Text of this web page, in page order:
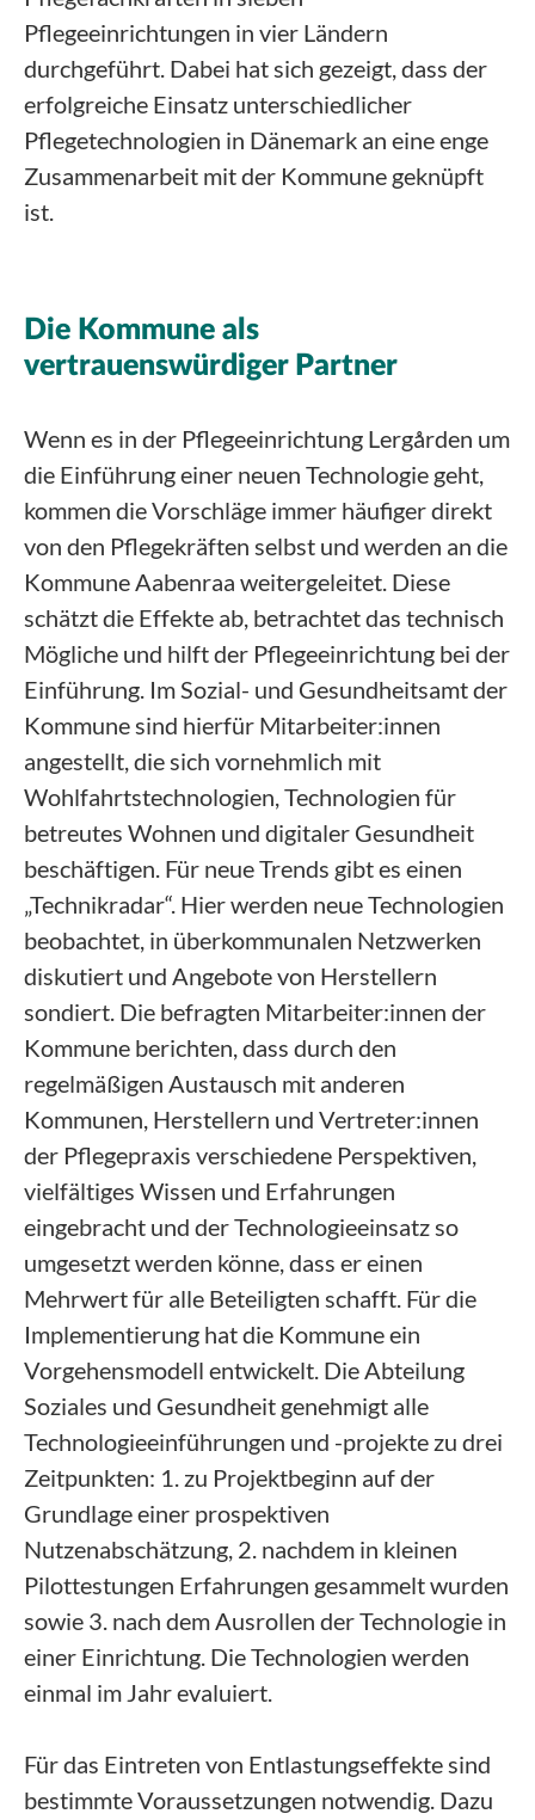
Pflegeeinrichtungen in vier Ländern
durchgeführt. Dabei hat sich gezeigt, dass der
erfolgreiche Einsatz unterschiedlicher
Pflegetechnologien in Dänemark an eine enge
Zusammenarbeit mit der Kommune geknüpft
ist.
Die Kommune als
vertrauenswürdiger Partner
Wenn es in der Pflegeeinrichtung Lergården um
die Einführung einer neuen Technologie geht,
kommen die Vorschläge immer häufiger direkt
von den Pflegekräften selbst und werden an die
Kommune Aabenraa weitergeleitet. Diese
schätzt die Effekte ab, betrachtet das technisch
Mögliche und hilft der Pflegeeinrichtung bei der
Einführung. Im Sozial- und Gesundheitsamt der
Kommune sind hierfür Mitarbeiter:innen
angestellt, die sich vornehmlich mit
Wohlfahrtstechnologien, Technologien für
betreutes Wohnen und digitaler Gesundheit
beschäftigen. Für neue Trends gibt es einen
„Technikradar“. Hier werden neue Technologien
beobachtet, in überkommunalen Netzwerken
diskutiert und Angebote von Herstellern
sondiert. Die befragten Mitarbeiter:innen der
Kommune berichten, dass durch den
regelmäßigen Austausch mit anderen
Kommunen, Herstellern und Vertreter:innen
der Pflegepraxis verschiedene Perspektiven,
vielfältiges Wissen und Erfahrungen
eingebracht und der Technologieeinsatz so
umgesetzt werden könne, dass er einen
Mehrwert für alle Beteiligten schafft. Für die
Implementierung hat die Kommune ein
Vorgehensmodell entwickelt. Die Abteilung
Soziales und Gesundheit genehmigt alle
Technologieeinführungen und -projekte zu drei
Zeitpunkten: 1. zu Projektbeginn auf der
Grundlage einer prospektiven
Nutzenabschätzung, 2. nachdem in kleinen
Pilottestungen Erfahrungen gesammelt wurden
sowie 3. nach dem Ausrollen der Technologie in
einer Einrichtung. Die Technologien werden
einmal im Jahr evaluiert.
Für das Eintreten von Entlastungseffekte sind
bestimmte Voraussetzungen notwendig. Dazu